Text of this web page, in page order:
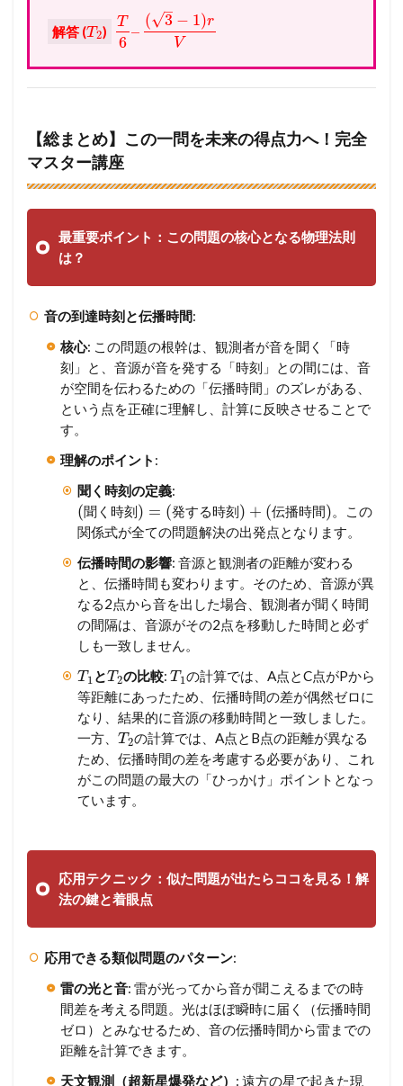
解答 (T 2)
T
6
–
( 3
–
√ − 1)r
V
【総まとめ】この一問を未来の得点力へ！完全
マスター講座
最重要ポイント：この問題の核心となる物理法則
は？
音の到達時刻と伝播時間:
核心: この問題の根幹は、観測者が音を聞く「時
刻」と、音源が音を発する「時刻」との間には、音
が空間を伝わるための「伝播時間」のズレがある、
という点を正確に理解し、計算に反映させることで
す。
理解のポイント :
聞く時刻の定義:
(聞 く 時刻 ) = (発する時刻 ) + (伝播時間)。この
関係式が全ての問題解決の出発点となります。
伝播時間の影響: 音源と観測者の距離が変わる
と、伝播時間も変わります。そのため、音源が異
なる2点から音を出した場合、観測者が聞く時間
の間隔は、音源がその2点を移動した時間と必ず
しも一致しません。
T1 とT2の比較:T1の計算では、A点とC点がPから
等距離にあったため、伝播時間の差が偶然ゼロに
なり、結果的に音源の移動時間と一致しました。
一方、T2の計算では、A点とB点の距離が異なる
ため、伝播時間の差を考慮する必要があり、これ
がこの問題の最大の「ひっかけ」ポイントとなっ
ています。
応用テクニック：似た問題が出たらココを見る！解
法の鍵と着眼点
応用できる類似問題のパターン:
雷の光と音: 雷が光ってから音が聞こえるまでの時
間差を考える問題。光はほぼ瞬時に届く（伝播時間
ゼロ）とみなせるため、音の伝播時間から雷までの
距離を計算できます。
天文観測（超新星爆発など） : 遠方の星で起きた現